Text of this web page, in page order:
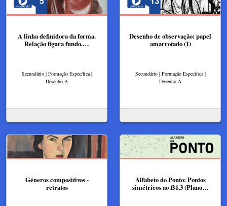
A linha definidora da forma.
Relação figura fundo.…
Secundário | Formação Específica |
Desenho A
Desenho de observação: papel
amarrotado (1)
Secundário | Formação Específica |
Desenho A
Géneros compositivos -
retratos
Alfabeto do Ponto: Pontos
simétricos ao ẞ1,3 (Plano…